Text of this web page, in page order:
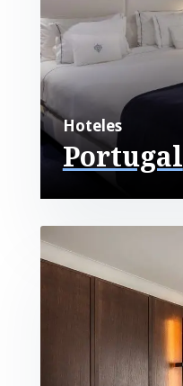
Hoteles
Portugal